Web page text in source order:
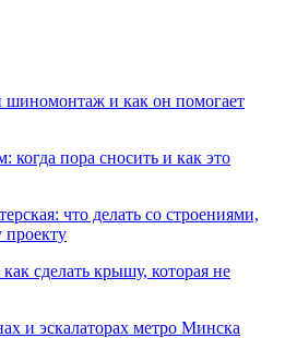
и как он помогает
когда пора сносить и как это
что делать со строениями,
сделать крышу, которая не
и эскалаторах метро Минска